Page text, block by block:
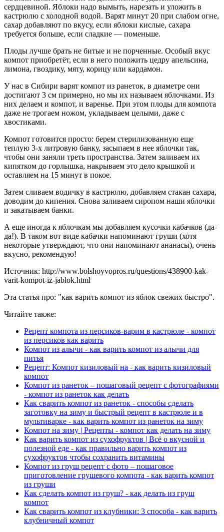
сердцевиной. Яблоки надо вымыть, нарезать и уложить в
кастрюлю с холодной водой. Варят минут 20 при слабом огне,
сахар добавляют по вкусу, если яблоки кислые, сахара
требуется больше, если сладкие — поменьше.
Плоды лучше брать не битые и не порченные. Особый вкус
компот приобретёт, если в него положить цедру апельсина,
лимона, гвоздику, мяту, корицу или кардамон.
У нас в Сибири варят компот из ранеток, в диаметре они
достигают 3 см примерно, но мы их называем яблочками. Из
них делаем и компот, и варенье. При этом плоды для компота
даже не трогаем ножом, укладываем целыми, даже с
хвостиками.
Компот готовится просто: берем стерилизованную еще
теплую 3-х литровую банку, засыпаем в нее яблочки так,
чтобы они заняли треть пространства. Затем заливаем их
кипятком до горлышка, накрываем это дело крышкой и
оставляем на 15 минут в покое.
Затем сливаем водичку в кастрюлю, добавляем стакан сахара,
доводим до кипения. Снова заливаем сиропом наши яблочки
и закатываем банки.
А еще иногда к яблочкам мы добавляем кусочки кабачков (да-
да!). В таком вот виде кабачки напоминают груши (хотя
некоторые утверждают, что они напоминают ананасы), очень
вкусно, рекомендую!
Источник: http://www.bolshoyvopros.ru/questions/438900-kak-
varit-kompot-iz-jablok.html
Эта статья про: "как варить компот из яблок свежих быстро".
Читайте также:
Рецепт компота из персиков-варим в кастрюле - компот
из персиков как варить
Компот из алычи - как варить компот из алычи для
питья
Рецепт: Компот кизиловый на - как варить кизиловый
компот
Компот из ранеток – пошаговый рецепт с фотографиями
- компот из ранеток как делать
Как сварить компот из ранеток - способы сделать
заготовку на зиму и быстрый рецепт в кастрюле и в
мультиварке - как варить компот из ранеток на зиму
Компот на зиму | Рецепты - компот как делать на зиму
Как варить компот из сухофруктов | Всё о вкусной и
полезной еде - как правильно варить компот из
сухофруктов чтобы сохранить витамины
Компот из груш рецепт с фото – пошаговое
приготовление грушевого компота - как варить компот
из груши
Как сделать компот из груш? - как делать из груш
компот
Как сварить компот из клубники: 3 способа - как варить
клубничный компот